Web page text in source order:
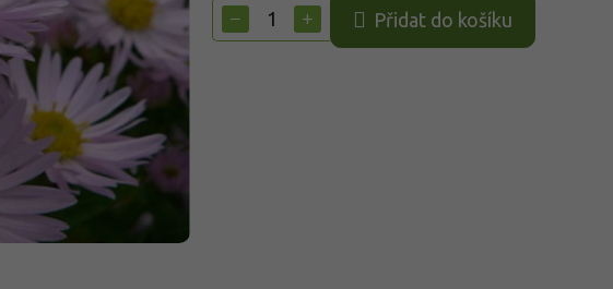
cena:
+
− Přidat do košíku